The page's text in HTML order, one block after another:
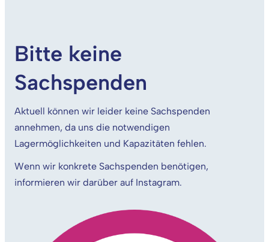
Bitte keine
Sachspenden
Aktuell können wir leider keine Sachspenden
annehmen, da uns die notwendigen
Lagermöglichkeiten und Kapazitäten fehlen.
Wenn wir konkrete Sachspenden benötigen,
informieren wir darüber auf Instagram.